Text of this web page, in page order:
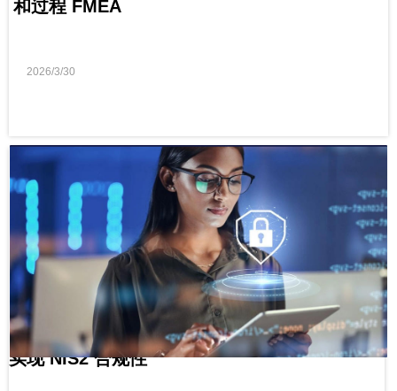
2026/3/30
和过程 FMEA
实现 NIS2 合规性